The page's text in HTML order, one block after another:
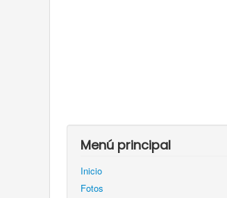
Menú principal
Inicio
Fotos